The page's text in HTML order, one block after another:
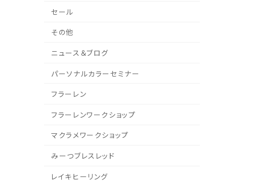
セール
その他
ニュース＆ブログ
パーソナルカラーセミナー
フラーレン
フラーレンワークショップ
マクラメワークショップ
みーつブレスレッド
レイキヒーリング